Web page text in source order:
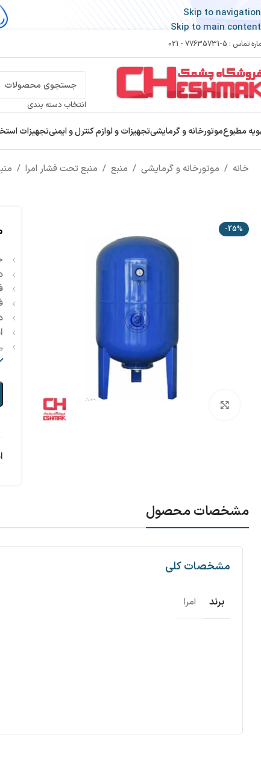
Skip to navigation
Skip to main content
تماس : 5-77635731 - 021
انتخاب دسته بندی
مطبوعموتورخانه و گرمایشیتجهیزات و لوازم کنترل و ایمنیتجهیزات
خانه / موتورخانه و گرمایشی / منبع / منبع تحت فشار امرا / منبع
-25%
مشخصات محصول
مشخصات کلی
برند امرا